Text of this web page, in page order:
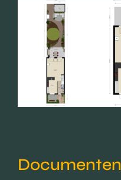
Documenten